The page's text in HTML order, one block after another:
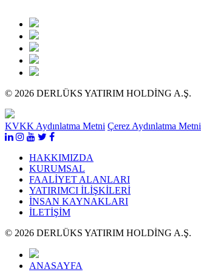
© 2026 DERLÜKS YATIRIM HOLDİNG A.Ş.
KVKK Aydınlatma Metni Çerez Aydınlatma Metni
HAKKIMIZDA
KURUMSAL
FAALİYET ALANLARI
YATIRIMCI İLİŞKİLERİ
İNSAN KAYNAKLARI
İLETİŞİM
© 2026 DERLÜKS YATIRIM HOLDİNG A.Ş.
ANASAYFA